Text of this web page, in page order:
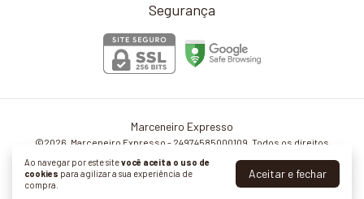
Ao navegar por este sitevocê aceita o uso de
cookies para agilizar a sua experiência de
compra.
Aceitar e fechar
Segurança
Marceneiro Expresso
©2026. Marceneiro Expresso - 24974585000109. Todos os direitos